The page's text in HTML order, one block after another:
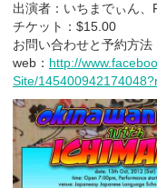
出演者：いちまでぃん
チケット：$15.00
お問い合わせと予約方法
web： http://
Site/